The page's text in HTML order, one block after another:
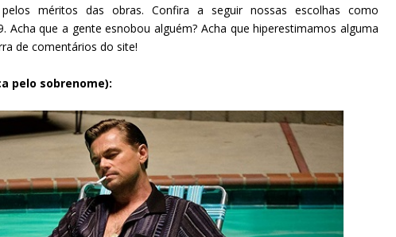
méritos das obras. Confira a seguir nossas escolhas como
Acha que a gente esnobou alguém? Acha que hiperestimamos alguma
de comentários do site!
pelo sobrenome):